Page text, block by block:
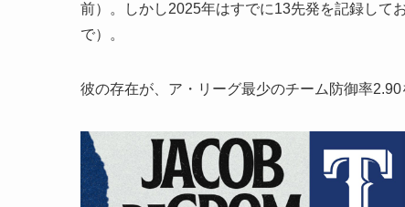
前）。しかし2025年はすでに13先発を記録して
で）。
彼の存在が、ア・リーグ最少のチーム防御率